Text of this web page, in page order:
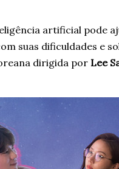
escritor, formado
artificial pode
suas dificuldades e
dirigida por Lee